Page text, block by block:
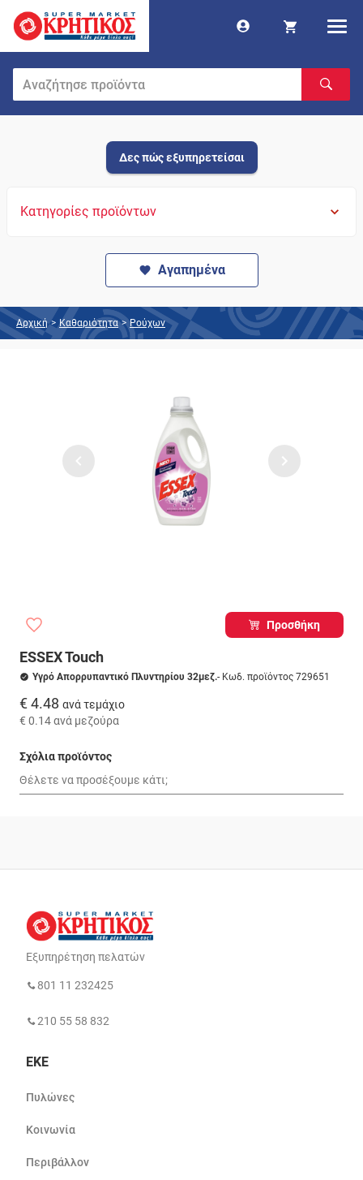
Δες πώς εξυπηρετείσαι
Κατηγορίες προϊόντων
Αγαπημένα
Αρχική > Καθαριότητα > Ρούχων
Προσθήκη
ESSEX Touch
Υγρό Απορρυπαντικό Πλυντηρίου 32μεζ.- Κωδ. προϊόντος 729651
€ 4.48 ανά τεμάχιο
€ 0.14ανά μεζούρα
Σχόλια προϊόντος
Εξυπηρέτηση πελατών
801 11 232425
210 55 58 832
ΕΚΕ
Πυλώνες
Κοινωνία
Περιβάλλον